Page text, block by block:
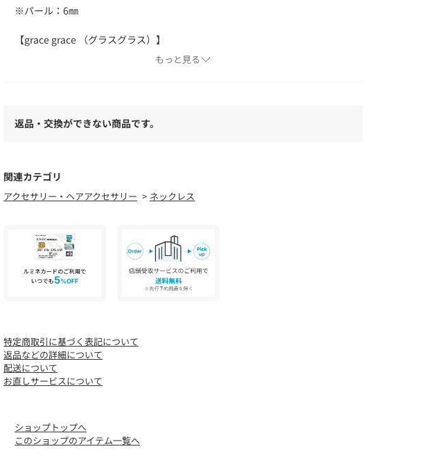
※パール：6㎜
【grace grace （グラスグラス）】
2024AWデビュー・ノーリーズのアクセサリーブランド。
そんな願いを込めて。
身につける人のお守りになってくれるアクセサリーです。
※アテンションタグを必ずご確認の上、着用又はお取り扱い下さい。
気になる商品は、お気に入り登録がオススメです！
クーポン情報、入荷情報が、通知されるようになります。
商品の色味は、スタジオ撮影の画像をご参照下さい。
※商品画像に関しては出来る限り忠実に表示出来るよう努めておりますが、
お客様がご利用のモニターの設定及び特性により、実際の商品と比較し色味
に若干の誤差が生じる場合があります。
もっと見る
返品・交換ができない商品です。
関連カテゴリ
アクセサリー・ヘアアクセサリー ネックレス
特定商取引に基づく表記について
返品などの詳細について
配送について
お直しサービスについて
ショップトップへ
このショップのアイテム一覧へ